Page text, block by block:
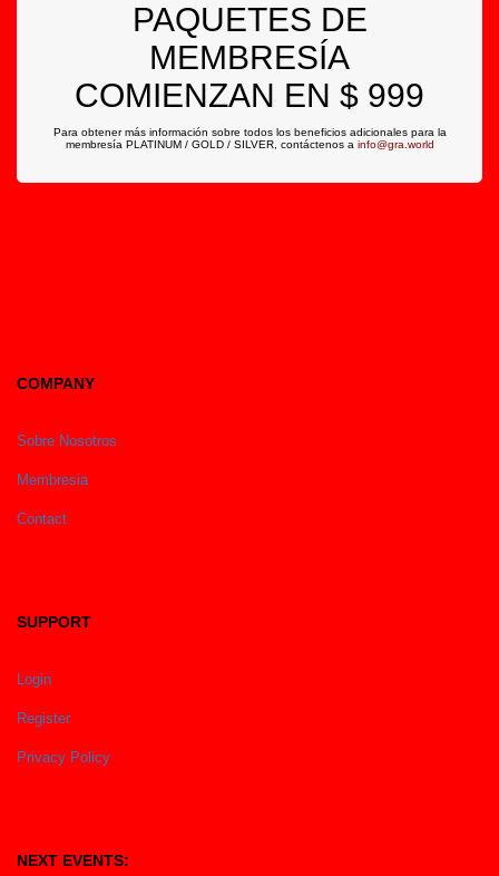
PAQUETES DE
MEMBRESÍA
COMIENZAN EN $ 999
Para obtener más información sobre todos los beneficios adicionales para la
membresía PLATINUM / GOLD / SILVER, contáctenos a info@gra.world
COMPANY
Sobre Nosotros
Membresia
Contact
SUPPORT
Login
Register
Privacy Policy
NEXT EVENTS: